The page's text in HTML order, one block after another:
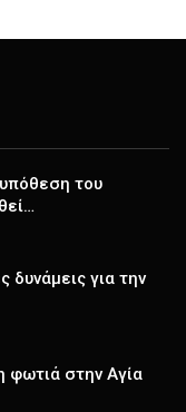
του
δυνάμεις για την
φωτιά στην Αγία